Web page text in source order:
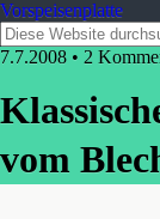
Vorspeisenplatte
7.7.2008 • 2
vom